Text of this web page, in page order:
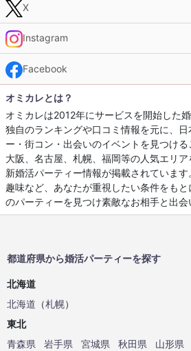
X
Instagram
Facebook
オミカレとは？
オミカレは2012年にサービスを開始した
独自のランキングや口コミ情報を元に、日
ー・街コン・出会いのイベントを見つける
大阪、名古屋、札幌、福岡等の人気エリ
新婚活パーティー情報が掲載されています
趣味など、あなたが重視したい条件をも
のパーティーを見つけ素敵なお相手と出会
都道府県から婚活パーティーを探す
北海道
北海道 （札幌）
東北
青森県
岩手県 宮城県 秋田県 山形県